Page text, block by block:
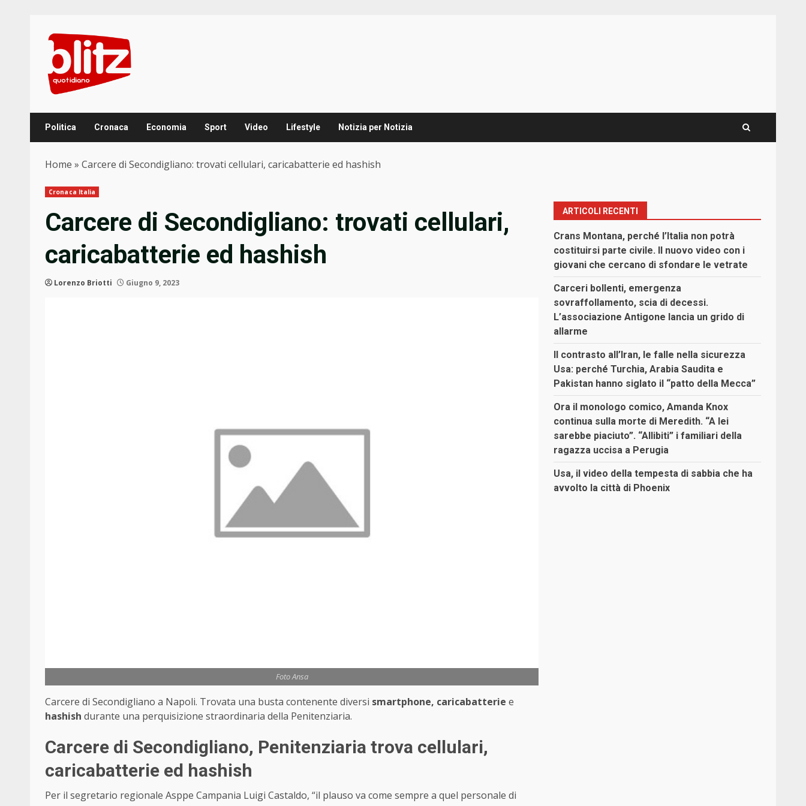
content
Politica Cronaca Economia Sport Video Lifestyle Notizia per Notizia
Home » Carcere di Secondigliano: trovati cellulari, caricabatterie ed hashish
Cronaca Italia
Carcere di Secondigliano: trovati cellulari,
caricabatterie ed hashish
Lorenzo Briotti Giugno 9, 2023
Foto Ansa
Carcere di Secondigliano a Napoli. Trovata una busta contenente diversi smartphone, caricabatterie e
hashish durante una perquisizione straordinaria della Penitenziaria.
Carcere di Secondigliano, Penitenziaria trova cellulari,
caricabatterie ed hashish
Per il segretario regionale Asppe Campania Luigi Castaldo, “il plauso va come sempre a quel personale di
ARTICOLI RECENTI
Crans Montana, perché l’Italia non potrà
costituirsi parte civile. Il nuovo video con i
giovani che cercano di sfondare le vetrate
Carceri bollenti, emergenza
sovraffollamento, scia di decessi.
L’associazione Antigone lancia un grido di
allarme
Il contrasto all’Iran, le falle nella sicurezza
Usa: perché Turchia, Arabia Saudita e
Pakistan hanno siglato il “patto della Mecca”
Ora il monologo comico, Amanda Knox
continua sulla morte di Meredith. “A lei
sarebbe piaciuto”. “Allibiti” i familiari della
ragazza uccisa a Perugia
Usa, il video della tempesta di sabbia che ha
avvolto la città di Phoenix